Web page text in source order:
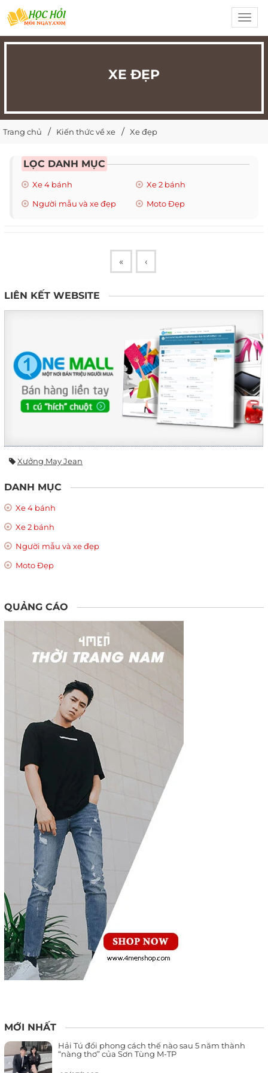
XE ĐẸP
Trang chủ Kiến thức về xe Xe đẹp
LỌC DANH MỤC
Xe 4 bánh
Xe 2 bánh
Người mẫu và xe đẹp
Moto Đẹp
« ‹
LIÊN KẾT WEBSITE
Xưởng May Jean
DANH MỤC
Xe 4 bánh
Xe 2 bánh
Người mẫu và xe đẹp
Moto Đẹp
QUẢNG CÁO
MỚI NHẤT
Hải Tú đổi phong cách thế nào sau 5 năm thành
“nàng thơ” của Sơn Tùng M-TP